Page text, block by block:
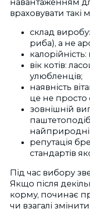
враховувати такі
склад
риба), а не
вік котів:
улюбленців;
наявність
це не просто
зовнішній
репутація
стандартів
Під час вибору
Якщо після
корму, починає
чи взагалі